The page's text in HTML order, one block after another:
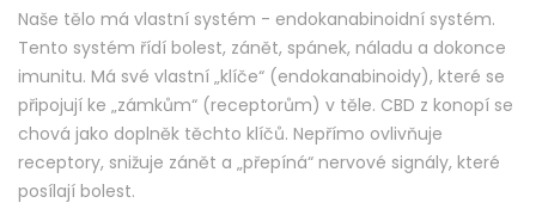
Naše tělo má vlastní systém - endokanabinoidní systém.
Tento systém řídí bolest, zánět, spánek, náladu a dokonce
imunitu. Má své vlastní „klíče“ (endokanabinoidy), které se
připojují ke „zámkům“ (receptorům) v těle. CBD z konopí se
chová jako doplněk těchto klíčů. Nepřímo ovlivňuje
receptory, snižuje zánět a „přepíná“ nervové signály, které
posílají bolest.